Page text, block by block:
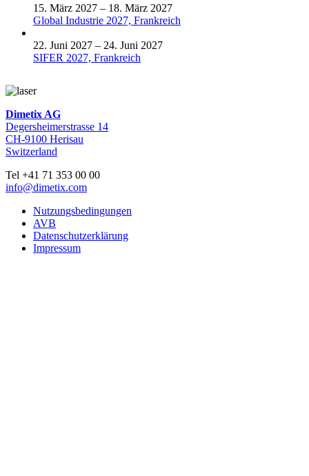
15. März 2027 – 18. März 2027
Global Industrie 2027, Frankreich
22. Juni 2027 – 24. Juni 2027
SIFER 2027, Frankreich
Dimetix AG
Degersheimerstrasse 14
CH-9100 Herisau
Switzerland
Tel +41 71 353 00 00
info@dimetix.com
Nutzungsbedingungen
AVB
Datenschutzerklärung
Impressum